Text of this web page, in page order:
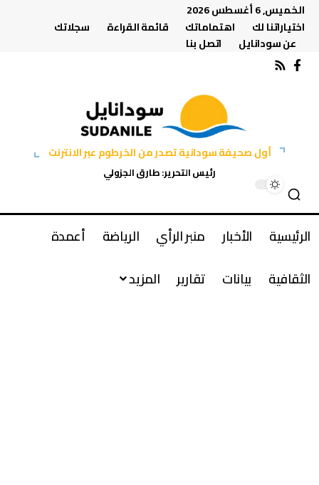
الخميس, 6 أغسطس 2026
اختياراتنا لك
اهتماماتك قائمة القراءة
سجلاتك
عن سودانايل
اتصل بنا
أول صحيفة سودانية تصدر من الخرطوم عبر الانترنت
رئيس التحرير: طارق الجزولي
الرئيسية الأخبار منبر الرأي الرياضة
أعمدة
الثقافية
بيانات تقارير المزيد